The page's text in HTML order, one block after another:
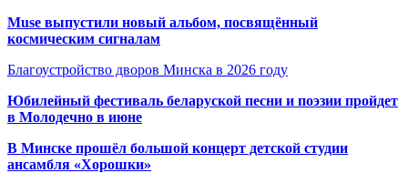
Muse выпустили новый альбом, посвящённый
космическим сигналам
Благоустройство дворов Минска в 2026 году
Юбилейный фестиваль беларуской песни и поэзии пройдет
в Молодечно в июне
В Минске прошёл большой концерт детской студии
ансамбля «Хорошки»